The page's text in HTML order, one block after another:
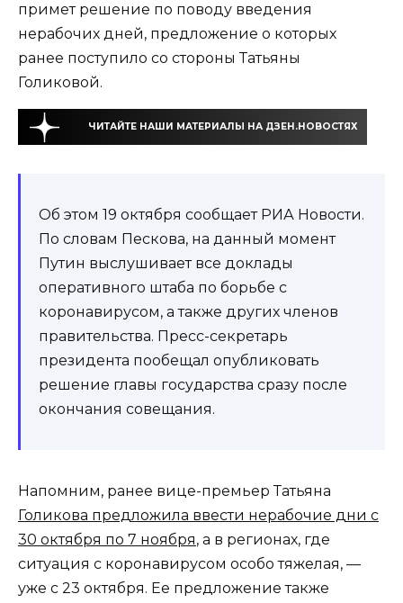
примет решение по поводу введения
нерабочих дней, предложение о которых
ранее поступило со стороны Татьяны
Голиковой.
ЧИТАЙТЕ НАШИ МАТЕРИАЛЫ НА ДЗЕН.НОВОСТЯХ
Об этом 19 октября сообщает РИА Новости.
По словам Пескова, на данный момент
Путин выслушивает все доклады
оперативного штаба по борьбе с
коронавирусом, а также других членов
правительства. Пресс-секретарь
президента пообещал опубликовать
решение главы государства сразу после
окончания совещания.
Напомним, ранее вице-премьер Татьяна
Голикова предложила ввести нерабочие дни с
30 октября по 7 ноября, а в регионах, где
ситуация с коронавирусом особо тяжелая, —
уже с 23 октября. Ее предложение также